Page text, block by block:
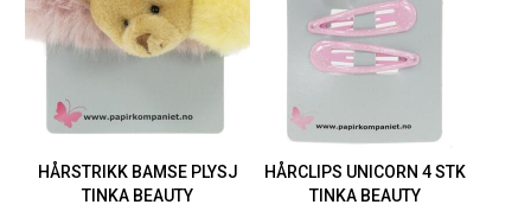
HÅRSTRIKK BAMSE PLYSJ
TINKA BEAUTY
HÅRCLIPS UNICORN 4 STK
TINKA BEAUTY